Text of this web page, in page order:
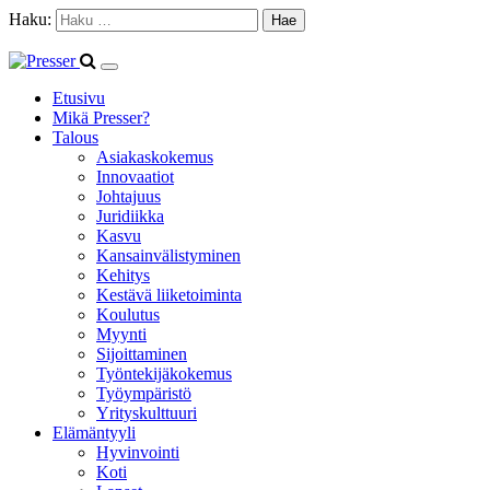
Haku:
Etusivu
Mikä Presser?
Talous
Asiakaskokemus
Innovaatiot
Johtajuus
Juridiikka
Kasvu
Kansainvälistyminen
Kehitys
Kestävä liiketoiminta
Koulutus
Myynti
Sijoittaminen
Työntekijäkokemus
Työympäristö
Yrityskulttuuri
Elämäntyyli
Hyvinvointi
Koti